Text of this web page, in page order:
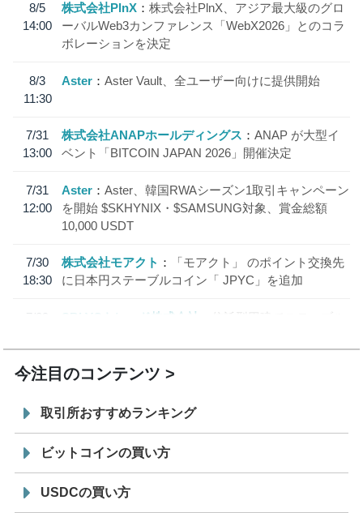
8/5
14:00
株式会社PlnX
株式会社PlnX、アジア最大級のグロ
ーバルWeb3カンファレンス「WebX2026」とのコラ
ボレーションを決定
8/3
11:30
Aster Aster Vault、全ユーザー向けに提供開始
7/31
13:00
株式会社ANAPホールディングス
ANAP が大型イ
ベント「BITCOIN JAPAN 2026」開催決定
7/31
12:00
Aster
Aster、韓国RWAシーズン1取引キャンペーン
を開始 $SKHYNIX・$SAMSUNG対象、賞金総額
10,000 USDT
7/30
18:30
株式会社モアクト
「モアクト」 のポイント交換先
に日本円ステーブルコイン「 JPYC」を追加
7/29
SBI VCトレード株式会社
信託型円建てステーブル
今注目のコンテンツ
取引所おすすめランキング
ビットコインの買い方
USDCの買い方